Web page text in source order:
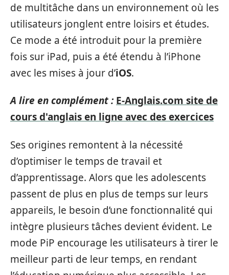
de multitâche dans un environnement où les
utilisateurs jonglent entre loisirs et études.
Ce mode a été introduit pour la première
fois sur iPad, puis a été étendu à l’iPhone
avec les mises à jour d’iOS.
A lire en complément : E-Anglais.com site de
cours d'anglais en ligne avec des exercices
Ses origines remontent à la nécessité
d’optimiser le temps de travail et
d’apprentissage. Alors que les adolescents
passent de plus en plus de temps sur leurs
appareils, le besoin d’une fonctionnalité qui
intègre plusieurs tâches devient évident. Le
mode PiP encourage les utilisateurs à tirer le
meilleur parti de leur temps, en rendant